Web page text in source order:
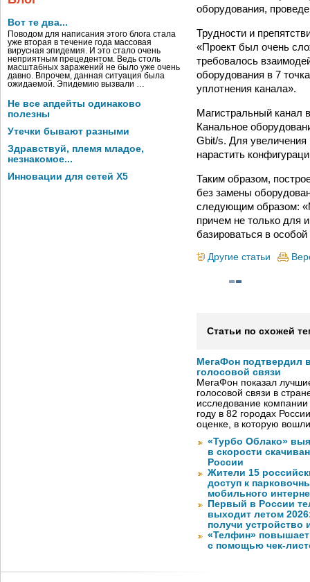
Вот те два...
Поводом для написания этого блога стала
уже вторая в течение года массовая
вирусная эпидемия. И это стало очень
неприятным прецедентом. Ведь столь
масштабных заражений не было уже очень
давно. Впрочем, данная ситуация была
ожидаемой. Эпидемию вызвали …
Не все апдейты одинаково
полезны
Утечки бывают разными
Здравствуй, племя младое,
незнакомое...
Инновации для сетей X5
оборудования,
Трудности и
«Проект был очень
требовалось
оборудования в 7
уплотнения канала».
Магистральный канал
Канальное
Gbit/s. Для увеличения
нарастить
Таким образом,
без замены
следующим образом:
причем не только для
базироваться в
Другие статьи
Статьи по схожей
МегаФон подтвердил
голосовой связи
МегаФон показал
голосовой связи в
исследование
году в 82 городах
оценке, в которую
«Турбо Облако»
в скорости
России
Жители 15
доступ к
мобильного
Первый в России
выходит летом
получи устройство
«Телфин» повышает
с помощью чек-